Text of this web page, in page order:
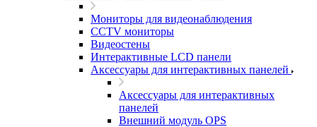
Мониторы для видеонаблюдения
CCTV мониторы
Видеостены
Интерактивные LCD панели
Аксессуары для интерактивных панелей
Аксессуары для интерактивных
панелей
Внешний модуль OPS